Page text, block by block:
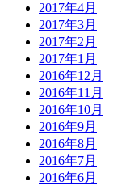
2017年4月
2017年3月
2017年2月
2017年1月
2016年12月
2016年11月
2016年10月
2016年9月
2016年8月
2016年7月
2016年6月